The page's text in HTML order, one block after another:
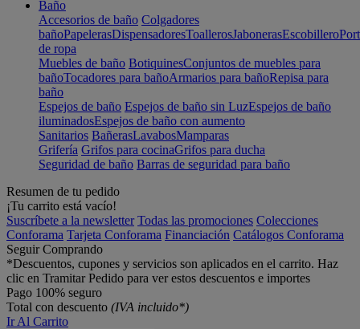
Baño
Accesorios de baño Colgadores
bañoPapelerasDispensadoresToallerosJabonerasEscobillero
de ropa
Muebles de baño BotiquinesConjuntos de muebles para
bañoTocadores para bañoArmarios para bañoRepisa para
baño
Espejos de baño Espejos de baño sin LuzEspejos de baño
iluminadosEspejos de baño con aumento
Sanitarios BañerasLavabosMamparas
Grifería Grifos para cocinaGrifos para ducha
Seguridad de baño Barras de seguridad para baño
Resumen de tu pedido
¡Tu carrito está vacío!
Suscríbete a la newsletter Todas las promociones Colecciones
Conforama Tarjeta Conforama Financiación Catálogos Conforama
Seguir Comprando
*Descuentos, cupones y servicios son aplicados en el carrito. Haz
clic en Tramitar Pedido para ver estos descuentos e importes
Pago 100% seguro
Total con descuento (IVA incluido*)
Ir Al Carrito